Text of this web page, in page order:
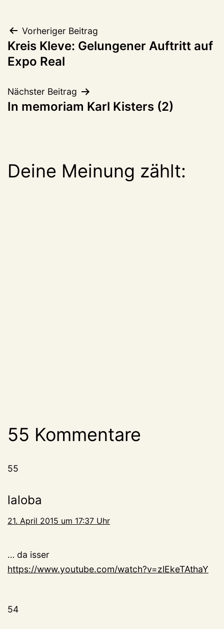
Beitragsnavigation
Vorheriger Beitrag
Kreis Kleve: Gelungener Auftritt auf
Expo Real
Nächster Beitrag
In memoriam Karl Kisters (2)
Deine Meinung zählt:
55 Kommentare
55
laloba
21. April 2015 um 17:37 Uhr
… da isser
https://www.youtube.com/watch?v=zlEkeTAthaY
54